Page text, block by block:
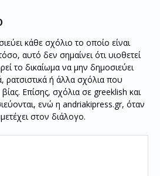
κάθε σχόλιο το οποίο είναι
αυτό δεν σημαίνει ότι υιοθετεί
το δικαίωμα να μην δημοσιεύει
ρατσιστικά ή άλλα σχόλια που
Επίσης, σχόλια σε greeklish και
ενώ η andriakipress.gr, όταν
στον διάλογο.